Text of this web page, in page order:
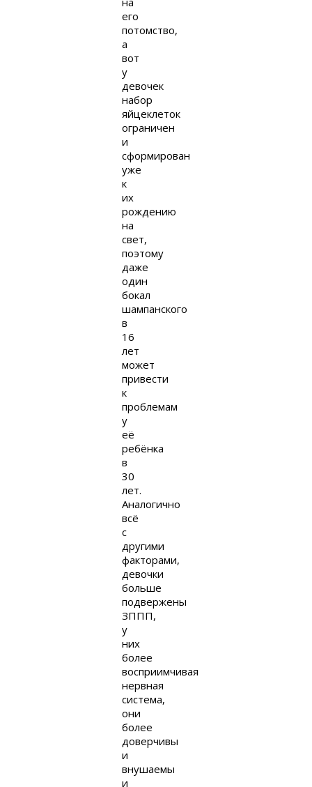
его
потомство,
а
вот
у
девочек
набор
яйцеклеток
ограничен
и
сформирован
уже
к
их
рождению
на
свет,
поэтому
даже
один
бокал
шампанского
в
16
лет
может
привести
к
проблемам
у
её
ребёнка
в
30
лет.
Аналогично
всё
с
другими
факторами,
девочки
больше
подвержены
ЗППП,
у
них
более
восприимчивая
нервная
система,
они
более
доверчивы
и
внушаемы
и